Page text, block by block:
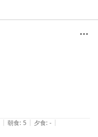
| 朝食: 5 | 夕食: - |